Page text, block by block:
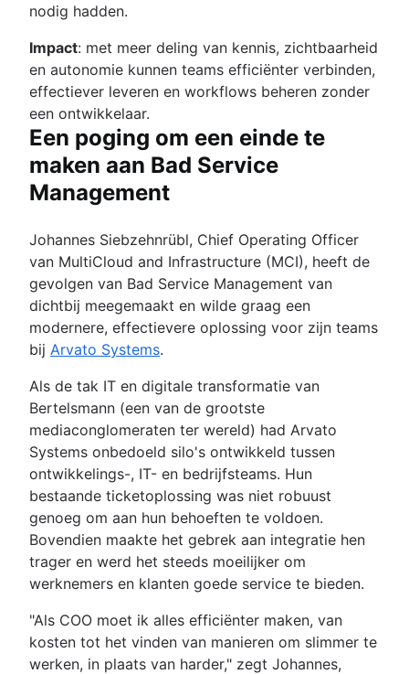
nodig hadden.
Impact: met meer deling van kennis, zichtbaarheid
en autonomie kunnen teams efficiënter verbinden,
effectiever leveren en workflows beheren zonder
een ontwikkelaar.
Een poging om een einde te
maken aan Bad Service
Management
Johannes Siebzehnrübl, Chief Operating Officer
van MultiCloud and Infrastructure (MCI), heeft de
gevolgen van Bad Service Management van
dichtbij meegemaakt en wilde graag een
modernere, effectievere oplossing voor zijn teams
bij Arvato Systems.
Als de tak IT en digitale transformatie van
Bertelsmann (een van de grootste
mediaconglomeraten ter wereld) had Arvato
Systems onbedoeld silo's ontwikkeld tussen
ontwikkelings-, IT- en bedrijfsteams. Hun
bestaande ticketoplossing was niet robuust
genoeg om aan hun behoeften te voldoen.
Bovendien maakte het gebrek aan integratie hen
trager en werd het steeds moeilijker om
werknemers en klanten goede service te bieden.
"Als COO moet ik alles efficiënter maken, van
kosten tot het vinden van manieren om slimmer te
werken, in plaats van harder," zegt Johannes,